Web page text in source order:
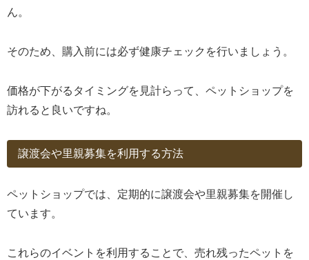
ん。
そのため、購入前には必ず健康チェックを行いましょう。
価格が下がるタイミングを見計らって、ペットショップを
訪れると良いですね。
譲渡会や里親募集を利用する方法
ペットショップでは、定期的に譲渡会や里親募集を開催し
ています。
これらのイベントを利用することで、売れ残ったペットを